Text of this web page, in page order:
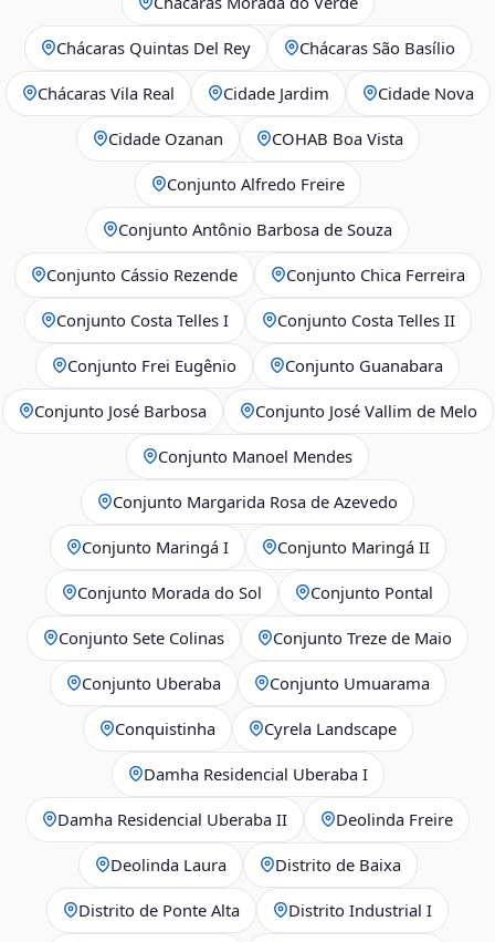
Chácaras Quintas Del Rey Chácaras São Basílio
Chácaras Vila Real Cidade Jardim Cidade Nova
Cidade Ozanan COHAB Boa Vista
Conjunto Alfredo Freire
Conjunto Antônio Barbosa de Souza
Conjunto Cássio Rezende Conjunto Chica Ferreira
Conjunto Costa Telles I Conjunto Costa Telles II
Conjunto Frei Eugênio Conjunto Guanabara
Conjunto José Barbosa Conjunto José Vallim de Melo
Conjunto Manoel Mendes
Conjunto Margarida Rosa de Azevedo
Conjunto Maringá I Conjunto Maringá II
Conjunto Morada do Sol Conjunto Pontal
Conjunto Sete Colinas Conjunto Treze de Maio
Conjunto Uberaba Conjunto Umuarama
Conquistinha Cyrela Landscape
Damha Residencial Uberaba I
Damha Residencial Uberaba II Deolinda Freire
Deolinda Laura Distrito de Baixa
Distrito de Ponte Alta Distrito Industrial I